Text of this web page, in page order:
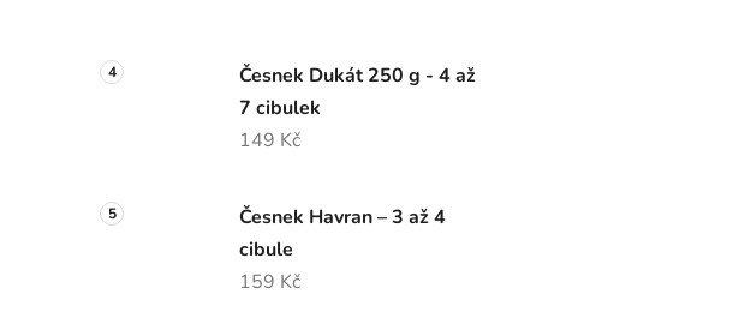
Česnek Dukát 250 g - 4 až
7 cibulek
149 Kč
Česnek Havran – 3 až 4
cibule
159 Kč